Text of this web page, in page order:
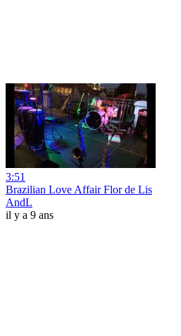
3:51
Brazilian Love Affair Flor de Lis
AndL
il y a 9 ans